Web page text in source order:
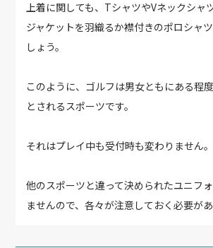
上着に関しても、TシャツやVネックシャ
ジャケットを羽織るか襟付きのポロシャ
しょう。
このように、ゴルフは男女ともにある程
とされるスポーツです。
それはプレイ中も受付時も変わりません。
他のスポーツと違って決められたユニフ
ませんので、各々が注意しておく必要があ